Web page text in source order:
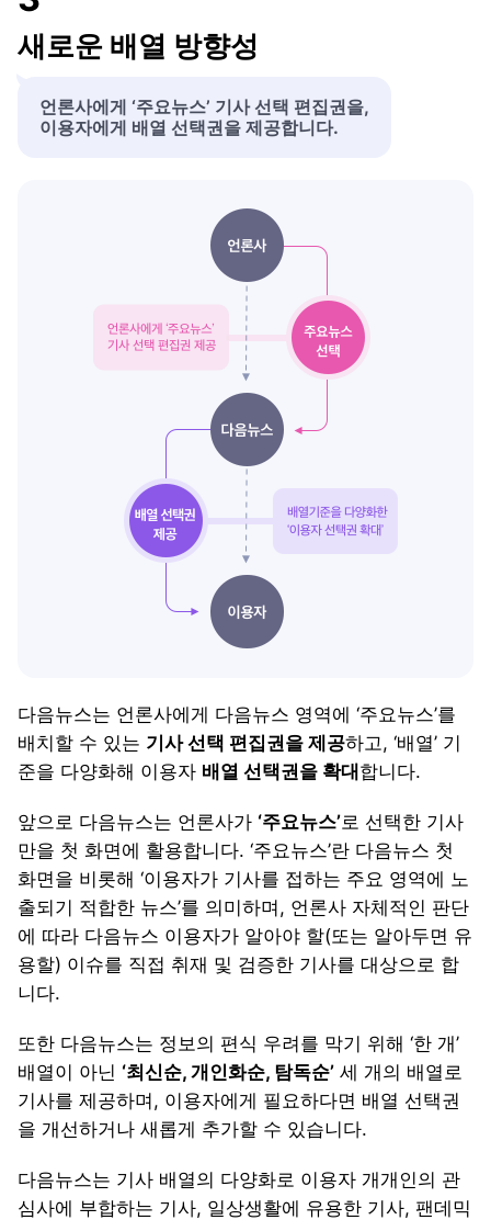
새로운 배열 방향성
언론사에게 ‘주요뉴스’ 기사 선택 편집권을,
이용자에게 배열 선택권을 제공합니다.
다음뉴스는 언론사에게 다음뉴스 영역에 ‘주요뉴스’를
배치할 수 있는 기사 선택 편집권을 제공하고, ‘배열’ 기
준을 다양화해 이용자 배열 선택권을 확대 합니다.
앞으로 다음뉴스는 언론사가 ‘주요뉴스’로 선택한 기사
만을 첫 화면에 활용합니다. ‘주요뉴스’란 다음뉴스 첫
화면을 비롯해 ‘이용자가 기사를 접하는 주요 영역에 노
출되기 적합한 뉴스’를 의미하며, 언론사 자체적인 판단
에 따라 다음뉴스 이용자가 알아야 할(또는 알아두면 유
용할) 이슈를 직접 취재 및 검증한 기사를 대상으로 합
니다.
또한 다음뉴스는 정보의 편식 우려를 막기 위해 ‘한 개’
배열이 아닌 ‘최신순, 개인화순, 탐독순’ 세 개의 배열로
기사를 제공하며, 이용자에게 필요하다면 배열 선택권
을 개선하거나 새롭게 추가할 수 있습니다.
다음뉴스는 기사 배열의 다양화로 이용자 개개인의 관
심사에 부합하는 기사, 일상생활에 유용한 기사, 팬데믹